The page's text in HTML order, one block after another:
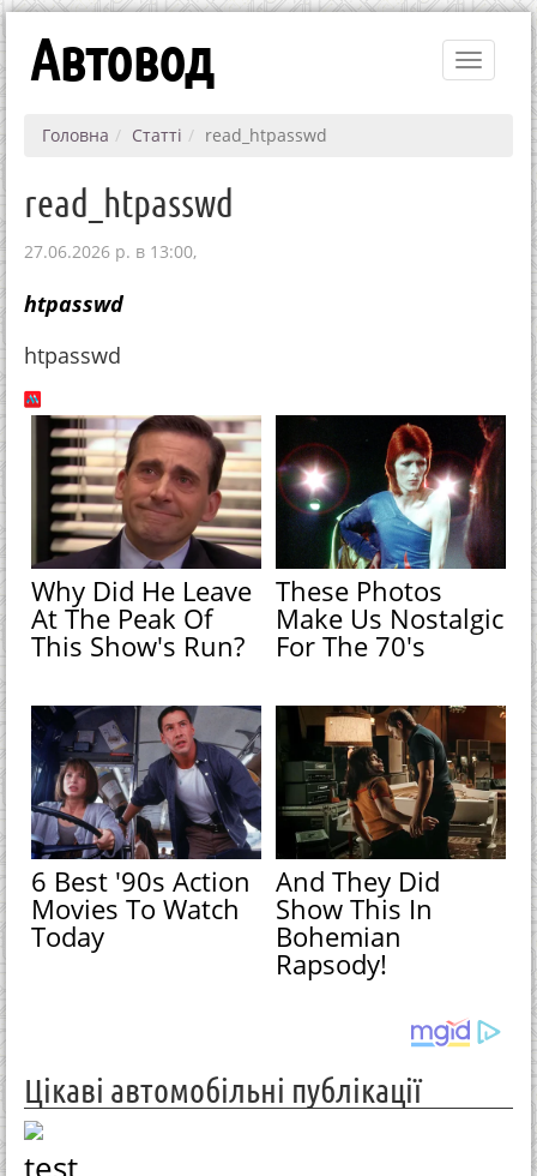
Toggle
Автовод
Головна Статті read_htpasswd
read_htpasswd
27.06.2026 р. в 13:00,
htpasswd
htpasswd
Why Did He Leave
At The Peak Of
This Show's Run?
These Photos
Make Us Nostalgic
For The 70's
6 Best '90s Action
Movies To Watch
Today
And They Did
Show This In
Bohemian
Rapsody!
Цікаві автомобільні публікації